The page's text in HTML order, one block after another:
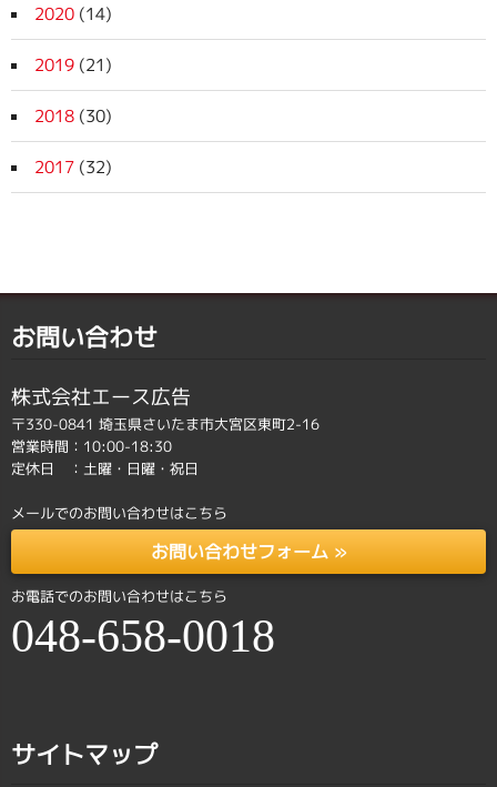
2020 (14)
2019 (21)
2018 (30)
2017 (32)
お問い合わせ
株式会社エース広告
〒330-0841 埼玉県さいたま市大宮区東町2-16
営業時間：10:00-18:30
定休日 ：土曜・日曜・祝日
メールでのお問い合わせはこちら
お問い合わせフォーム »
お電話でのお問い合わせはこちら
048-658-0018
サイトマップ